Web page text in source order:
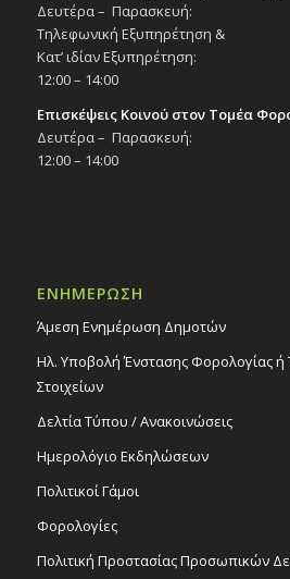
Δευτέρα – Παρασκευή:
Τηλεφωνική Εξυπηρέτηση &
Κατ’ ιδίαν Εξυπηρέτηση:
12:00 – 14:00
Επισκέψεις Κοινού στον Τομέα
Δευτέρα – Παρασκευή:
12:00 – 14:00
ΕΝΗΜΕΡΩΣΗ
Άμεση Ενημέρωση Δημοτών
Ηλ. Υποβολή Ένστασης Φορολογίας
Στοιχείων
Δελτία Τύπου / Ανακοινώσεις
Ημερολόγιο Εκδηλώσεων
Πολιτικοί Γάμοι
Φορολογίες
Πολιτική Προστασίας Προσωπικών